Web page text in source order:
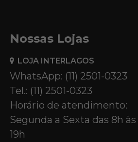
Nossas Lojas
LOJA INTERLAGOS
WhatsApp: (11) 2501-0323
Tel.: (11) 2501-0323
Horário de atendimento:
Segunda a Sexta das 8h às
19h